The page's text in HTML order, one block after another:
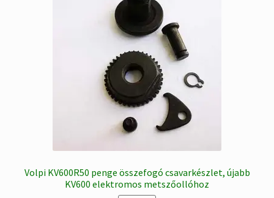
Volpi KV600R50 penge összefogó csavarkészlet, újabb
KV600 elektromos metszőollóhoz